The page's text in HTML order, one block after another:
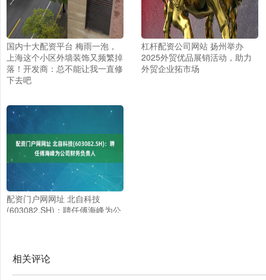
国内十大配资平台 梅雨一泡，
上海这个小区外墙装饰又频繁掉
落！开发商：总不能让我一直修
下去吧
杠杆配资公司网站 扬州举办
2025外贸优品展销活动，助力
外贸企业拓市场
配资门户网网址 北自科技
(603082.SH)：聘任傅海峰为公
相关评论